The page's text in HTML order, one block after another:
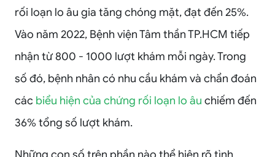
rối loạn lo âu gia tăng chóng mặt, đạt đến 25%.
Vào năm 2022, Bệnh viện Tâm thần TP.HCM tiếp
nhận từ 800 - 1000 lượt khám mỗi ngày. Trong
số đó, bệnh nhân có nhu cầu khám và chẩn đoán
các biểu hiện của chứng rối loạn lo âu chiếm đến
36% tổng số lượt khám.